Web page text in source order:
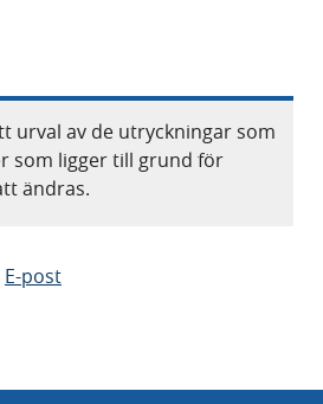
urval av de utryckningar som
som ligger till grund för
ändras.
E-post